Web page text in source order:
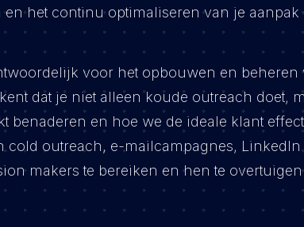
en het continu optimaliseren van je
voor het opbouwen en
dat je niet alleen koude outreach doet,
benaderen en hoe we de ideale klant
cold outreach, e-mailcampagnes,
makers te bereiken en hen te